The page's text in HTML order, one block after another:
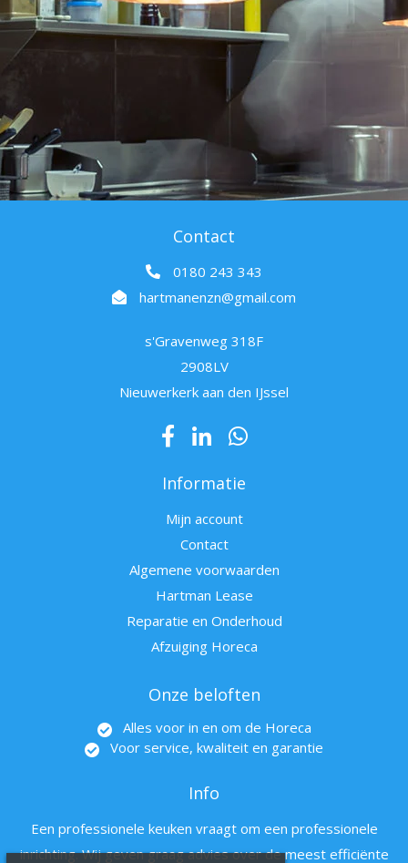
Contact
0180 243 343
hartmanenzn@gmail.com
s'Gravenweg 318F
2908LV
Nieuwerkerk aan den IJssel
Informatie
Mijn account
Contact
Algemene voorwaarden
Hartman Lease
Reparatie en Onderhoud
Afzuiging Horeca
Onze beloften
Alles voor in en om de Horeca
Voor service, kwaliteit en garantie
Info
Een professionele keuken vraagt om een professionele
inrichting. Wij geven graag advies over de meest efficiënte